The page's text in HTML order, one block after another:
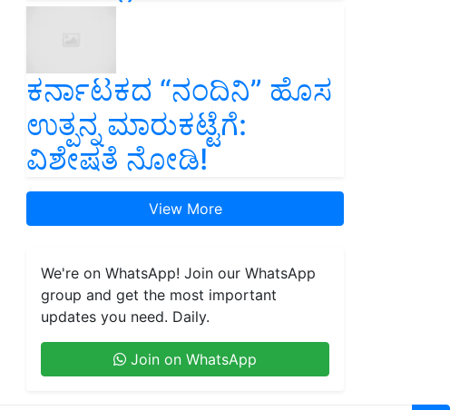
ಕರ್ನಾಟಕದ “ನಂದಿನಿ” ಹೊಸ
ಉತ್ಪನ್ನ ಮಾರುಕಟ್ಟೆಗೆ:
ವಿಶೇಷತೆ ನೋಡಿ!
View More
We're on WhatsApp! Join our WhatsApp
group and get the most important
updates you need. Daily.
Join on WhatsApp